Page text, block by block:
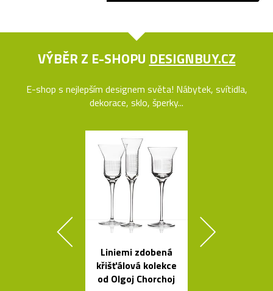
VÝBĚR Z E-SHOPU DESIGNBUY.CZ
E-shop s nejlepším designem světa! Nábytek, svítidla,
dekorace, sklo, šperky...
Liniemi zdobená
křišťálová kolekce
od Olgoj Chorchoj